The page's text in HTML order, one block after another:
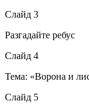
Слайд 3
Разгадайте ребус
Слайд 4
Тема: «Ворона и
Слайд 5